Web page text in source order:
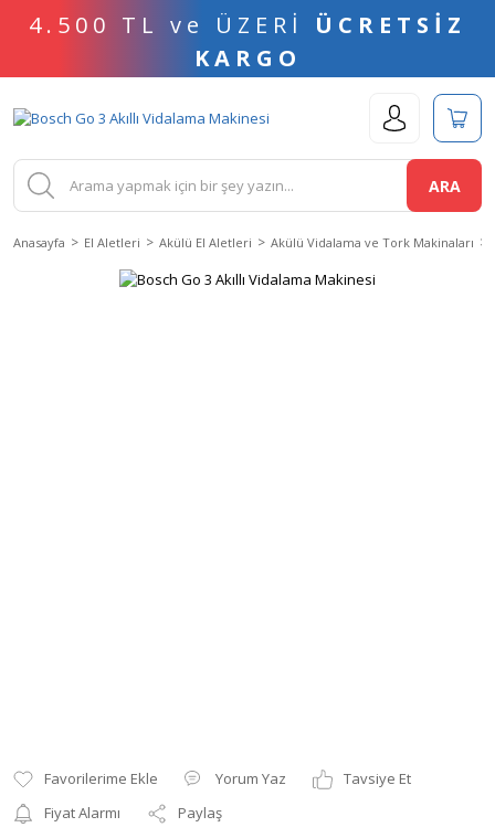
4.500 TL ve ÜZERİ ÜCRETSİZ
KARGO
ARA
Anasayfa El Aletleri Akülü El Aletleri Akülü Vidalama ve Tork Makinaları
Yorum Yaz
Tavsiye Et
Fiyat Alarmı
Paylaş